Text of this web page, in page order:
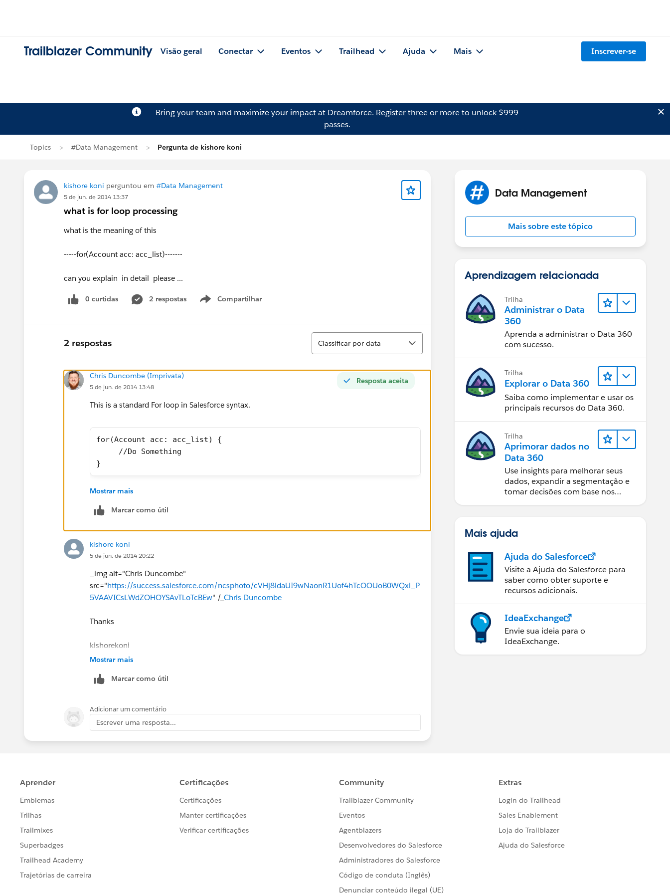
Trailblazer Community Visão geral Conectar Eventos Trailhead Ajuda Mais Inscrever-se
Bring your team and maximize your impact at Dreamforce. Registerthree or more to unlock $999
passes.
Topics #Data Management Pergunta de kishore koni
kishore koni perguntou em #Data Management
5 de jun. de 2014 13:37
what is for loop processing
what is the meaning of this
-----for(Account acc: acc_list)-------
can you explain in detail please ...
0 curtidas 2 respostas Compartilhar
Show menu
2 respostas
Classificar
Classificar por data
Resposta aceita
Chris Duncombe (Imprivata)
5 de jun. de 2014 13:48
This is a standard For loop in Salesforce syntax.
for(Account acc: acc_list) {
     //Do Something
}
accounts in acc_list, then the code will be run 3 times, once per account.
Mostrar mais
Marcar como útil
kishore koni
5 de jun. de 2014 20:22
_img alt="Chris Duncombe"
src="https://success.salesforce.com/ncsphoto/cVHj8ldaUI9wNaonR1Uof4hTcOOUoB0WQxi_P
5VAAVICsLWdZOHOYSAvTLoTcBEw" /_ Chris Duncombe
Thanks
kishorekoni
Mostrar mais
Marcar como útil
Adicionar um comentário
Escrever uma resposta...
Data Management
Mais sobre este tópico
Aprendizagem relacionada
Trilha
Administrar o Data
360
Aprenda a administrar o Data 360
com sucesso.
Trilha
Explorar o Data 360
Saiba como implementar e usar os
principais recursos do Data 360.
Trilha
Aprimorar dados no
Data 360
Use insights para melhorar seus
dados, expandir a segmentação e
tomar decisões com base nos
Mais ajuda
Ajuda do Salesforce
Visite a Ajuda do Salesforce para
saber como obter suporte e
recursos adicionais.
IdeaExchange
Envie sua ideia para o
IdeaExchange.